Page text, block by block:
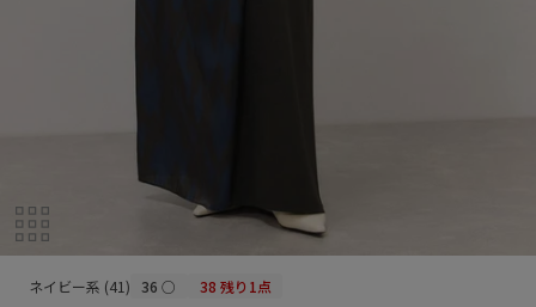
ネイビー系 (41) 36○ 38 残り1点